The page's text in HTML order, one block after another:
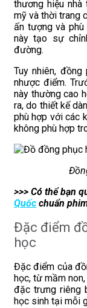
thương hiệu
mỹ và thời trang
ấn tượng và
này tạo sự
đường.
Tuy nhiên,
nhược điểm.
này thường cao
ra, do thiết kế
phù hợp với các
không phù hợp
>>> Có thể bạn
Quốc chuẩn
Đặc điểm
học
Đặc điểm của
học, từ mầm
đặc trưng riêng
học sinh tại mỗi